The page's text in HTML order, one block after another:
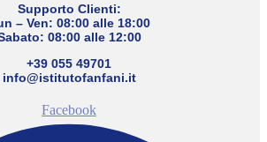
Supporto Clienti:
– Ven: 08:00 alle 18:00
08:00 alle 12:00
+39 055 49701
info@istitutofanfani.it
Facebook